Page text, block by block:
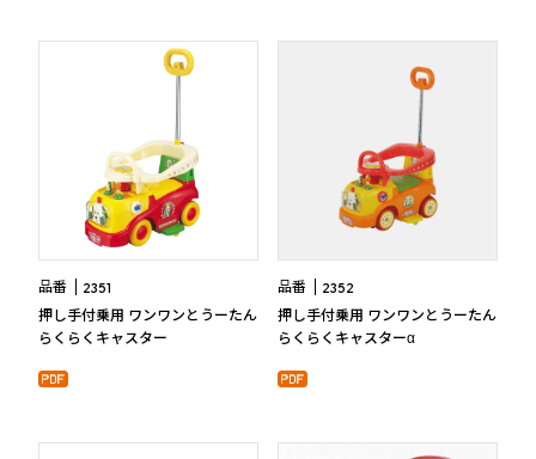
品番 2351
押し手付乗用 ワンワンとうーたん
らくらくキャスター
品番 2352
押し手付乗用 ワンワンとうーたん
らくらくキャスターα